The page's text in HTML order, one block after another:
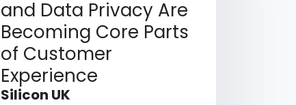
and Data Privacy Are
Becoming Core Parts
of Customer
Experience
Silicon UK